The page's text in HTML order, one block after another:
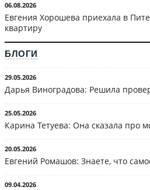
06.08.2026
Евгения Хорошева приехала в
квартиру
БЛОГИ
29.05.2026
Дарья Виноградова: Решила
25.05.2026
Карина Тетуева: Она сказала про
20.05.2026
Евгений Ромашов: Знаете, что
09.04.2026